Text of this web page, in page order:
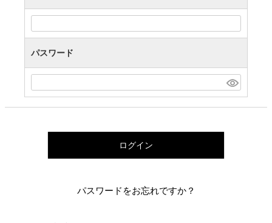
パスワード
ログイン
パスワードをお忘れですか？